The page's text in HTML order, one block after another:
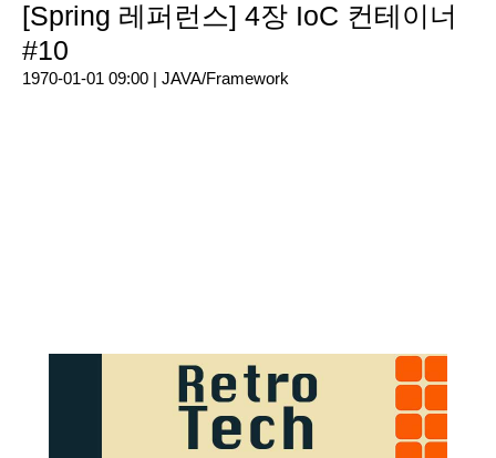
[Spring 레퍼런스] 4장 IoC 컨테이너
#10
1970-01-01 09:00 | JAVA/Framework